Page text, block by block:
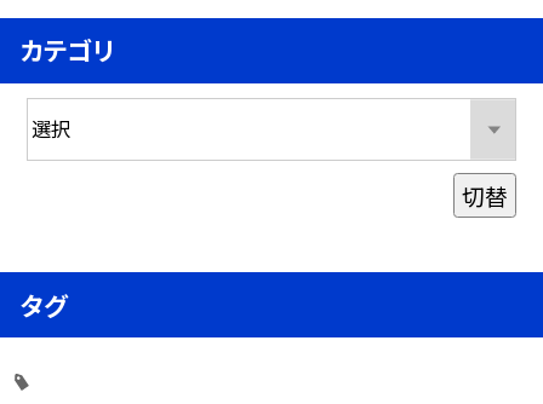
カテゴリ
切替
タグ